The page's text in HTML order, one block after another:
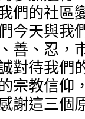
們的社區
今天與我
善、忍，
對待我們
宗教信仰
謝這三個